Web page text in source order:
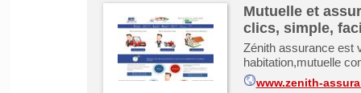
Mutuelle et
clics, simple,
Zénith assurance est
habitation,mutuelle
www.zenith-